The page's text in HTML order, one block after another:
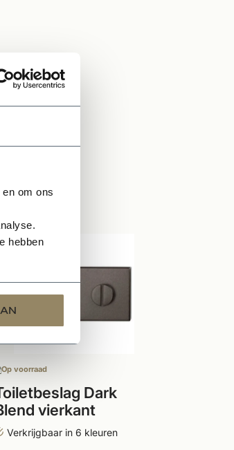
om ons
hebben
Op voorraad
Dark
vierkant
stift
Verkrijgbaar in 6 kleuren